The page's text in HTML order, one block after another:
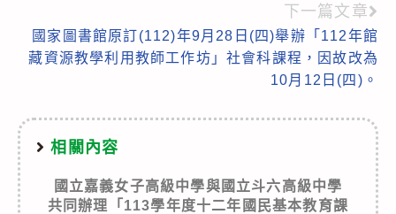
下一篇文章
國家圖書館原訂(112)年9月28日(四)舉辦「112年館
藏資源教學利用教師工作坊」社會科課程，因故改為
10月12日(四)。
相關內容
國立嘉義女子高級中學與國立斗六高級中學
共同辦理「113學年度十二年國民基本教育課